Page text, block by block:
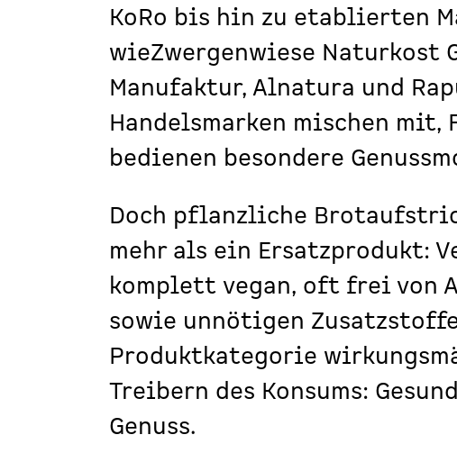
KoRo bis hin zu etablierten
wieZwergenwiese Naturkost
Manufaktur, Alnatura und
Handelsmarken mischen mit,
bedienen besondere
Doch pflanzliche
mehr als ein Ersatzprodukt:
komplett vegan, oft frei von
sowie unnötigen
Produktkategorie
Treibern des Konsums:
Genuss.